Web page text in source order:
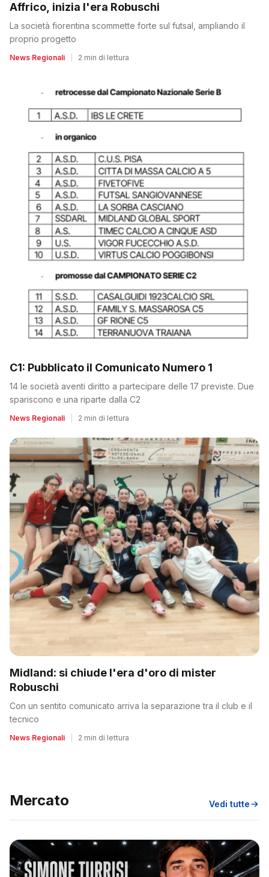
Affrico, inizia l'era Robuschi
La società fiorentina scommette forte sul futsal, ampliando il
proprio progetto
News Regionali 2 min di lettura
C1: Pubblicato il Comunicato Numero 1
14 le società aventi diritto a partecipare delle 17 previste. Due
spariscono e una riparte dalla C2
News Regionali 2 min di lettura
Midland: si chiude l'era d'oro di mister
Robuschi
Con un sentito comunicato arriva la separazione tra il club e il
tecnico
News Regionali 2 min di lettura
Mercato Vedi tutte